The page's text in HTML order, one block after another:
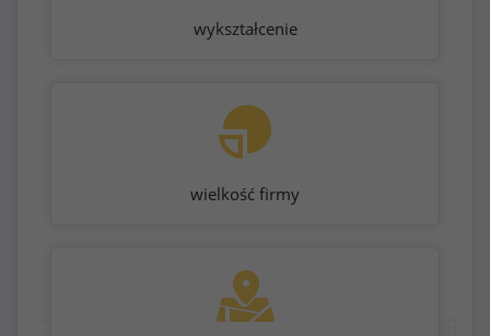
wykształcenie
wielkość firmy